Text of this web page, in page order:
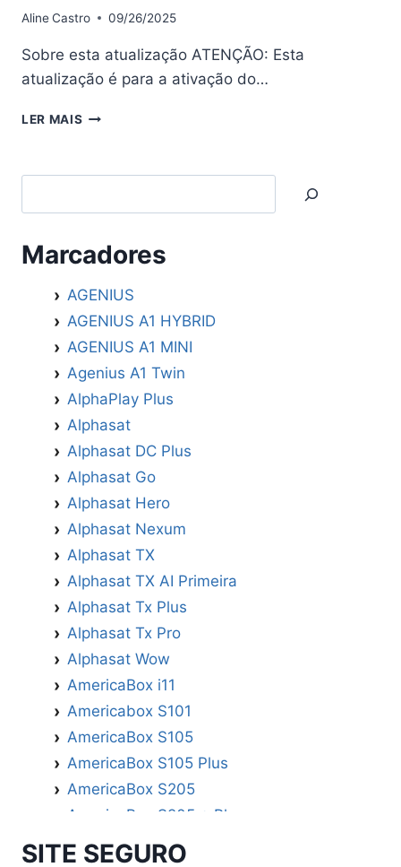
AlineCastro 09/26/2025
Sobre esta atualização ATENÇÃO: Esta
atualização é para a ativação do…
LER MAIS FREESKY
–
25/09/2025
Marcadores
AGENIUS
AGENIUS A1 HYBRID
AGENIUS A1 MINI
Agenius A1 Twin
AlphaPlay Plus
Alphasat
Alphasat DC Plus
Alphasat Go
Alphasat Hero
Alphasat Nexum
Alphasat TX
Alphasat TX AI Primeira
Alphasat Tx Plus
Alphasat Tx Pro
Alphasat Wow
AmericaBox i11
Americabox S101
AmericaBox S105
AmericaBox S105 Plus
AmericaBox S205
AmericaBox S205 + Plus
AmericaBox S305 GX
SITE SEGURO